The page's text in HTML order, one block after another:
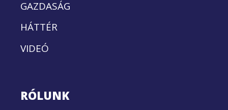
GAZDASÁG
HÁTTÉR
VIDEÓ
RÓLUNK